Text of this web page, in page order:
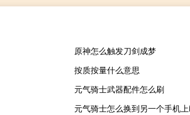
原神怎么触发刀剑成梦
按质按量什么意思
元气骑士武器配件怎么刷
元气骑士怎么换到另一个手机